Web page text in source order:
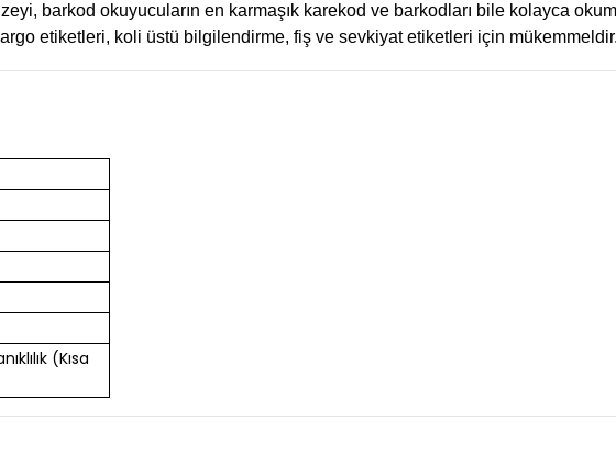
barkod okuyucuların en karmaşık karekod ve barkodları bile kolayca
etiketleri, koli üstü bilgilendirme, fiş ve sevkiyat etiketleri için mükemmeldir.
(Kısa